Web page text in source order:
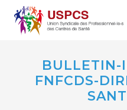
BULLETIN-
FNFCDS-